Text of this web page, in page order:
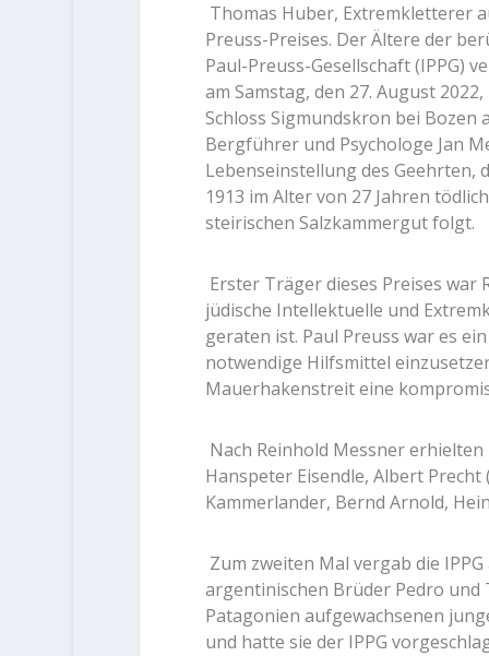
Thomas Huber, Extremkletterer
Preuss-Preises. Der Ältere der
Paul-Preuss-Gesellschaft (IPPG)
am Samstag, den 27. August
Schloss Sigmundskron bei Bozen
Bergführer und Psychologe Jan
Lebenseinstellung des Geehrten,
1913 im Alter von 27 Jahren
steirischen Salzkammergut folgt.
Erster Träger dieses Preises war
jüdische Intellektuelle und
geraten ist. Paul Preuss war es
notwendige Hilfsmittel
Mauerhakenstreit eine
Nach Reinhold Messner
Hanspeter Eisendle, Albert
Kammerlander, Bernd Arnold,
Zum zweiten Mal vergab die
argentinischen Brüder Pedro und
Patagonien aufgewachsenen
und hatte sie der IPPG